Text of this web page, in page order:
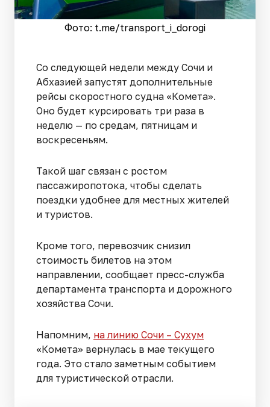
Фото: t.me/transport_i_dorogi
Со следующей недели между Сочи и
Абхазией запустят дополнительные
рейсы скоростного судна «Комета».
Оно будет курсировать три раза в
неделю — по средам, пятницам и
воскресеньям.
Такой шаг связан с ростом
пассажиропотока, чтобы сделать
поездки удобнее для местных жителей
и туристов.
Кроме того, перевозчик снизил
стоимость билетов на этом
направлении, сообщает пресс-служба
департамента транспорта и дорожного
хозяйства Сочи.
Напомним, на линию Сочи – Сухум
«Комета» вернулась в мае текущего
года. Это стало заметным событием
для туристической отрасли.